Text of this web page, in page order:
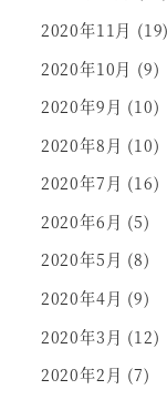
2020年11月 (19)
2020年10月 (9)
2020年9月 (10)
2020年8月 (10)
2020年7月 (16)
2020年6月 (5)
2020年5月 (8)
2020年4月 (9)
2020年3月 (12)
2020年2月 (7)